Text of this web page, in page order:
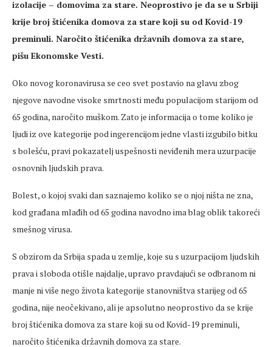
izolacije – domovima za stare. Neoprostivo je da se u Srbiji
krije broj štićenika domova za stare koji su od Kovid-19
preminuli. Naročito štićenika državnih domova za stare,
pišu Ekonomske Vesti.
Oko novog koronavirusa se ceo svet postavio na glavu zbog
njegove navodne visoke smrtnosti među populacijom starijom od
65 godina, naročito muškom. Zato je informacija o tome koliko je
ljudi iz ove kategorije pod ingerencijom jedne vlasti izgubilo bitku
s bolešću, pravi pokazatelj uspešnosti neviđenih mera uzurpacije
osnovnih ljudskih prava.
Bolest, o kojoj svaki dan saznajemo koliko se o njoj ništa ne zna,
kod građana mlađih od 65 godina navodno ima blag oblik takoreći
smešnog virusa.
S obzirom da Srbija spada u zemlje, koje su s uzurpacijom ljudskih
prava i sloboda otišle najdalje, upravo pravdajući se odbranom ni
manje ni više nego života kategorije stanovništva starijeg od 65
godina, nije neočekivano, ali je apsolutno neoprostivo da se krije
broj štićenika domova za stare koji su od Kovid-19 preminuli,
naročito štićenika državnih domova za stare.